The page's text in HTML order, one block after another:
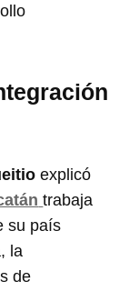
explicó
trabaja
su país
la
de